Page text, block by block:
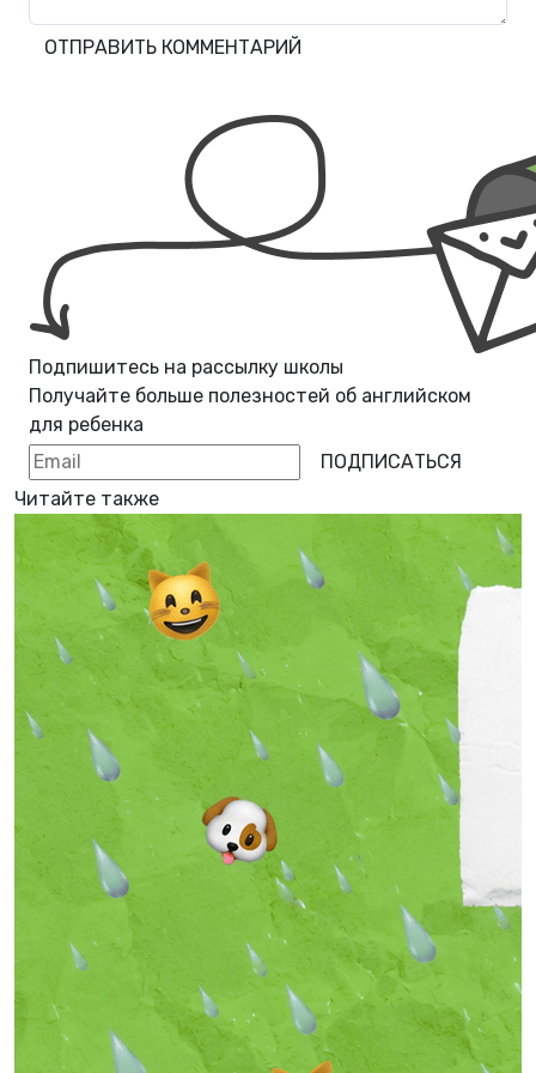
ОТПРАВИТЬ КОММЕНТАРИЙ
Подпишитесь на рассылку школы
Получайте больше полезностей об английском
для ребенка
ПОДПИСАТЬСЯ
Читайте также